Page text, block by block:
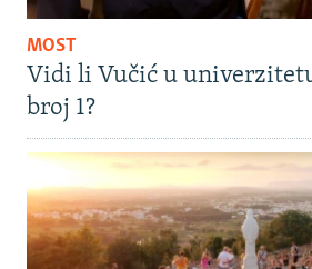
MOST
Vidi li Vučić u
broj 1?